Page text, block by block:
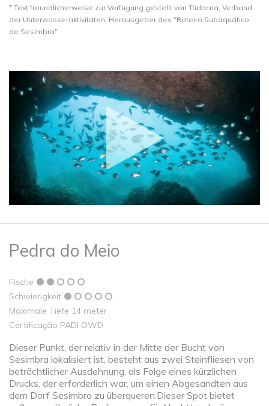
* Text freundlicherweise zur Verfügung gestellt von Tridacna, Verband
der Unterwasseraktivitäten, Herausgeber des "Roteiro Subaquático
de Sesimbra"
Pedra do Meio
Fische
Schwierigkeit
Maximale Tiefe 14 meter
Certificação PADI OWD
Dieser Punkt, der relativ in der Mitte der Bucht von
Sesimbra lokalisiert ist, besteht aus zwei Steinfliesen von
beträchtlicher Ausdehnung, als Folge eines kürzlichen
Drucks, der erforderlich war, um einen Abgesandten aus
dem Dorf Sesimbra zu überqueren.Dieser Spot bietet